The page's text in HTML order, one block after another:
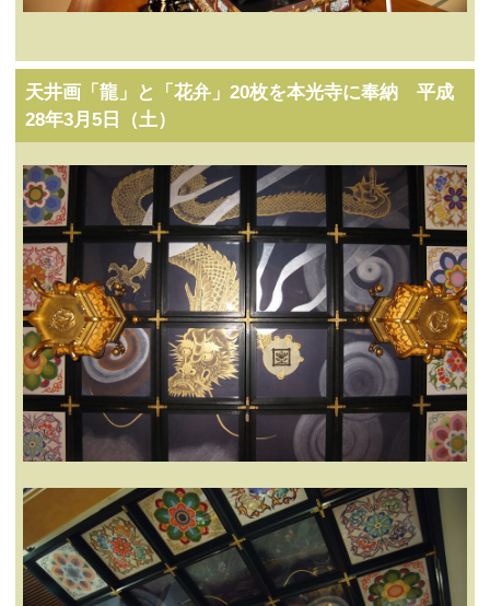
天井画「龍」と「花弁」20枚を本光寺に奉納 平成
28年3月5日（土）